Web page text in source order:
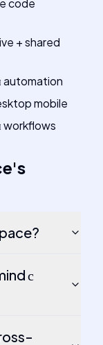
code
+ shared
automation
mobile
workflows
's
с